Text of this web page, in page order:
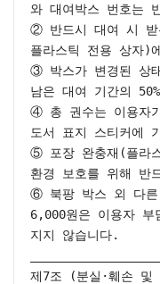
와 대여박스 번호는
② 반드시 대여 시 받
플라스틱 전용 상자)
③ 박스가 변경된 상
남은 대여 기간의
④ 총 권수는 이용자
도서 표지 스티커에
⑤ 포장 완충재(플라
환경 보호를 위해 반
⑥ 북팡 박스 외 다
6,000원은 이용자 부
지지 않습니다.
제7조 (분실·훼손 및